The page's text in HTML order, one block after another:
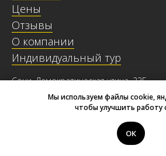
Цены
Отзывы
О компании
Индивидуальный тур
Сочи, Демократическая улица, 23Б
ИНН: 231900400079
ОГРН: 315236700001440
© Экскурсии Сочи Круглый Год, 2015 -
Мы используем файлы cookie,
чтобы улучшить работу
ОК